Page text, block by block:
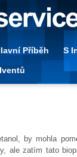
Příběh S
by mohla
ale zatím tato